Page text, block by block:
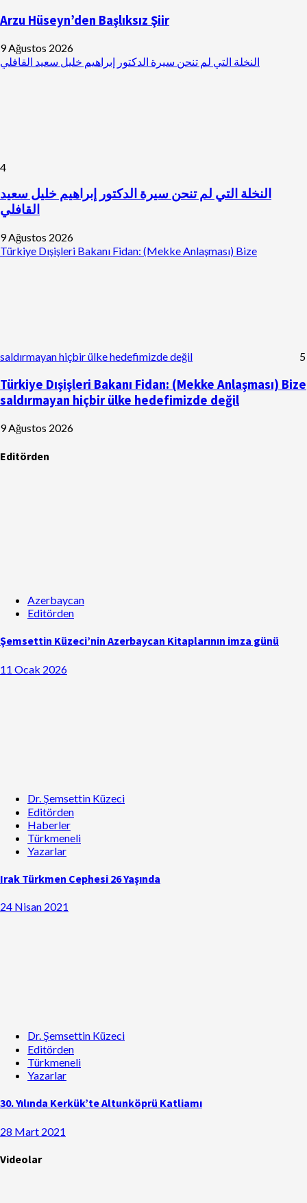
Arzu Hüseyn’den Başlıksız Şiir
9 Ağustos 2026
النخلة التي لم تنحن سيرة الدكتور إبراهيم خليل سعيد القافلي
4
النخلة التي لم تنحن سيرة الدكتور إبراهيم خليل سعيد
القافلي
9 Ağustos 2026
Türkiye Dışişleri Bakanı Fidan: (Mekke Anlaşması) Bize
saldırmayan hiçbir ülke hedefimizde değil 5
Türkiye Dışişleri Bakanı Fidan: (Mekke Anlaşması) Bize
saldırmayan hiçbir ülke hedefimizde değil
9 Ağustos 2026
Editörden
Azerbaycan
Editörden
Şemsettin Küzeci’nin Azerbaycan Kitaplarının imza günü
11 Ocak 2026
Dr. Şemsettin Küzeci
Editörden
Haberler
Türkmeneli
Yazarlar
Irak Türkmen Cephesi 26 Yaşında
24 Nisan 2021
Dr. Şemsettin Küzeci
Editörden
Türkmeneli
Yazarlar
30. Yılında Kerkük’te Altunköprü Katliamı
28 Mart 2021
Videolar